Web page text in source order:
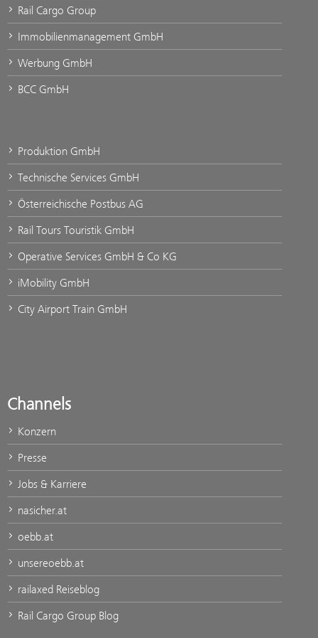
Rail Cargo Group
Immobilienmanagement GmbH
Werbung GmbH
BCC GmbH
Produktion GmbH
Technische Services GmbH
Österreichische Postbus AG
Rail Tours Touristik GmbH
Operative Services GmbH & Co KG
iMobility GmbH
City Airport Train GmbH
Channels
Konzern
Presse
Jobs & Karriere
nasicher.at
oebb.at
unsereoebb.at
railaxed Reiseblog
Rail Cargo Group Blog